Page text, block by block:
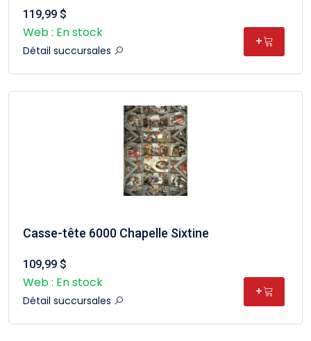
119,99 $
Web : En stock
Détail succursales
+
Casse-tête 6000 Chapelle Sixtine
109,99 $
Web : En stock
Détail succursales
+